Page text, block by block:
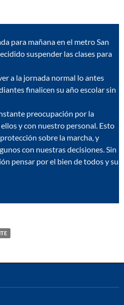
para mañana en el metro San
suspender las clases para
a la jornada normal lo antes
finalicen su año escolar sin
preocupación por la
y con nuestro personal. Esto
sobre la marcha, y
con nuestras decisiones. Sin
pensar por el bien de todos y su